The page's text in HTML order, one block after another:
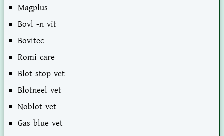
Magplus
Bovl -n vit
Bovitec
Romi care
Blot stop vet
Blotneel vet
Noblot vet
Gas blue vet